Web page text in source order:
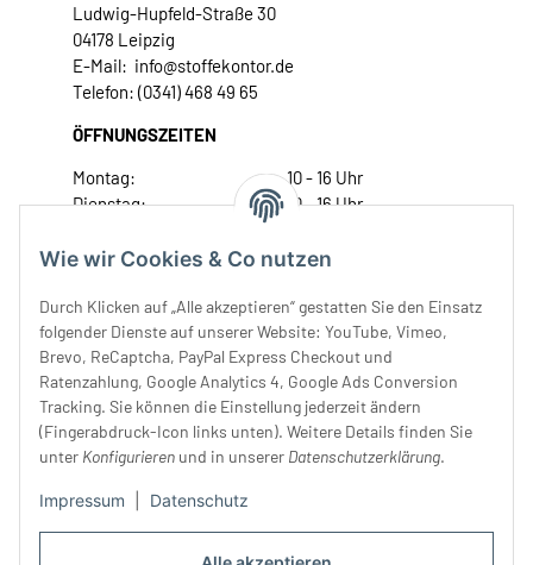
Wie wir Cookies & Co nutzen
Durch Klicken auf „Alle akzeptieren“ gestatten Sie den Einsatz
folgender Dienste auf unserer Website: YouTube, Vimeo,
Brevo, ReCaptcha, PayPal Express Checkout und
Ratenzahlung, Google Analytics 4, Google Ads Conversion
Tracking. Sie können die Einstellung jederzeit ändern
(Fingerabdruck-Icon links unten). Weitere Details finden Sie
unter Konfigurieren und in unserer Datenschutzerklärung.
Impressum Datenschutz
Ludwig-Hupfeld-Straße 30
04178 Leipzig
E-Mail: info@stoffekontor.de
Telefon: (0341) 468 49 65
ÖFFNUNGSZEITEN
Montag:
10 - 16 Uhr
Dienstag:
10 - 16 Uhr
Donnerstag:
10 - 18 Uhr
Samstag:
10 - 14 Uhr
Unser Service
Rechtliches